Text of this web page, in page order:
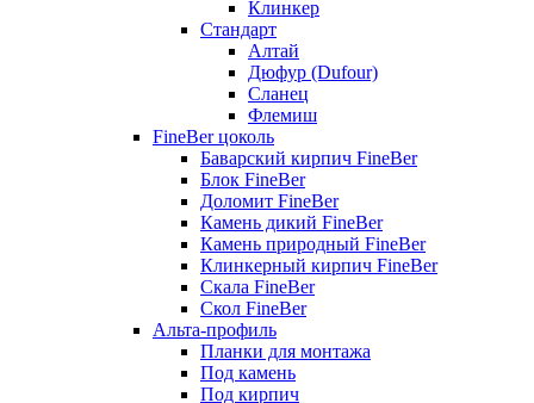
Клинкер
Стандарт
Алтай
Дюфур (Dufour)
Сланец
Флемиш
FineBer цоколь
Баварский кирпич FineBer
Блок FineBer
Доломит FineBer
Камень дикий FineBer
Камень природный FineBer
Клинкерный кирпич FineBer
Скала FineBer
Скол FineBer
Альта-профиль
Планки для монтажа
Под камень
Под кирпич